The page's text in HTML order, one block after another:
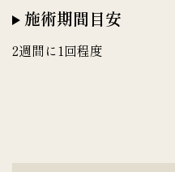
施術期間目安
2週間に1回程度